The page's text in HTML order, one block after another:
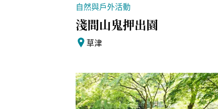
自然與戶外活動
淺間山鬼押出園
草津